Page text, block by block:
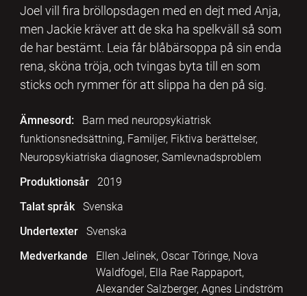
Joel vill fira bröllopsdagen med en dejt med Anja,
men Jackie kräver att de ska ha spelkväll så som
de har bestämt. Leia får blåbärsoppa på sin enda
rena, sköna tröja, och tvingas byta till en som
sticks och rymmer för att slippa ha den på sig.
Ämnesord:
Barn med neuropsykiatrisk
funktionsnedsättning, Familjer, Fiktiva berättelser,
Neuropsykiatriska diagnoser, Samlevnadsproblem
Produktionsår
2019
Talat språk
Svenska
Undertexter
Svenska
Medverkande
Ellen Jelinek, Oscar Töringe, Nova
Waldfogel, Ella Rae Rappaport,
Alexander Salzberger, Agnes Lindström